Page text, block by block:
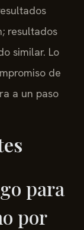
resultados
similar. Lo
de
a un paso
para
por